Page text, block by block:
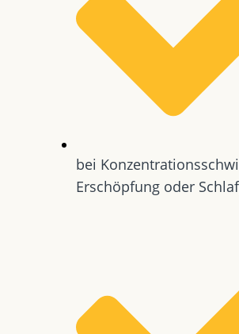
bei
Erschöpfung oder